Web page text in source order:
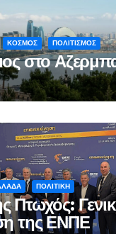
ΚΟΣΜΟΣ ΠΟΛΙΤΙΣΜΟΣ
στο
ΠΟΛΙΤΙΚΗ
Πτωχός:
της ΕΝΠΕ